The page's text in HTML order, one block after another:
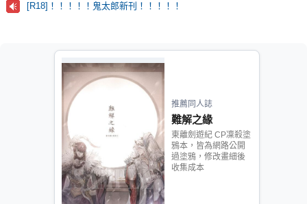
[R18]！！！！！鬼太郎新刊！！！！！
推薦同人誌
難解之緣
東離劍遊紀 CP凜殺塗
鴉本，皆為網路公開
過塗鴉，修改畫細後
收集成本